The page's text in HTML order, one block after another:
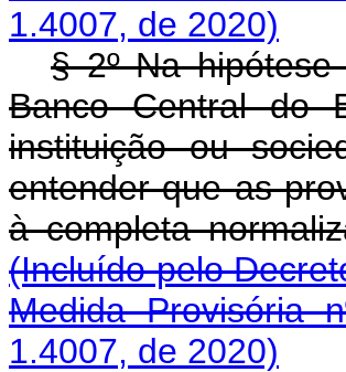
1.4007, de 2020)
§ 2º Na
Banco Central do
instituição ou
entender que as
à completa
(Incluído pelo
Medida Provisória
1.4007, de 2020)